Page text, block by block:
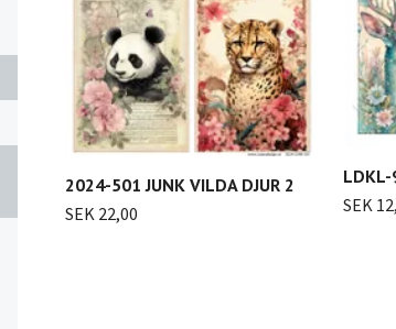
2024-501 JUNK VILDA DJUR 2
SEK 22,00
SEK